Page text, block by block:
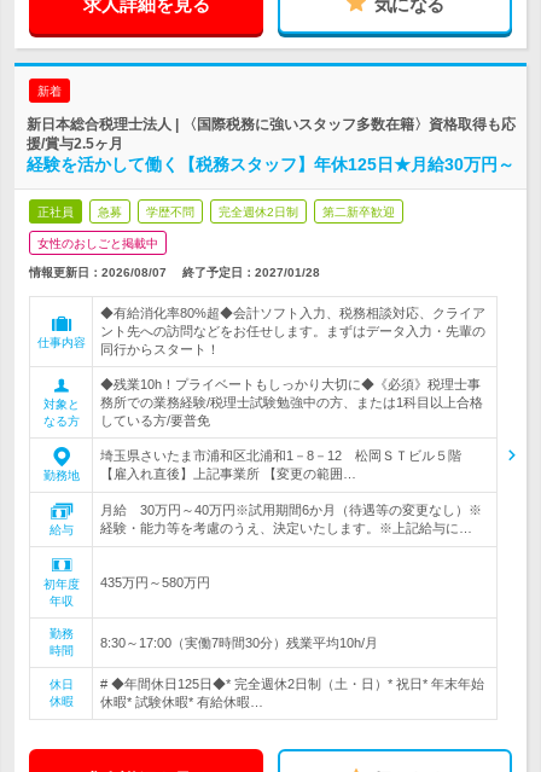
新着
新日本総合税理士法人 | 〈国際税務に強いスタッフ多数在籍〉資格取得も応
援/賞与2.5ヶ月
経験を活かして働く【税務スタッフ】年休125日★月給30万円～
正社員 急募 学歴不問 完全週休2日制 第二新卒歓迎
女性のおしごと掲載中
情報更新日：2026/08/07 終了予定日： 2027/01/28
仕事内容
◆有給消化率80%超◆会計ソフト入力、税務相談対応、クライア
ント先への訪問などをお任せします。まずはデータ入力・先輩の
同行からスタート！
対象と
なる方
◆残業10h！プライベートもしっかり大切に◆《必須》税理士事
務所での業務経験/税理士試験勉強中の方、または1科目以上合格
している方/要普免
勤務地
埼玉県さいたま市浦和区北浦和1－8－12 松岡ＳＴビル５階
【雇入れ直後】上記事業所 【変更の範囲…
給与
月給 30万円～40万円※試用期間6か月（待遇等の変更なし）※
経験・能力等を考慮のうえ、決定いたします。※上記給与に…
初年度
年収
435万円～580万円
勤務
時間
8:30～17:00（実働7時間30分）残業平均10h/月
休日
休暇
# ◆年間休日125日◆* 完全週休2日制（土・日）* 祝日* 年末年始
休暇* 試験休暇* 有給休暇…